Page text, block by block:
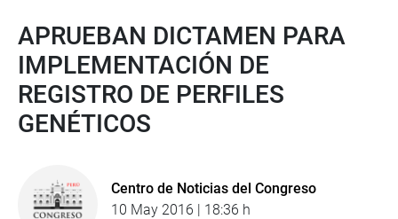
APRUEBAN DICTAMEN PARA
IMPLEMENTACIÓN DE
REGISTRO DE PERFILES
GENÉTICOS
Centro de Noticias del Congreso
10 May 2016 | 18:36 h